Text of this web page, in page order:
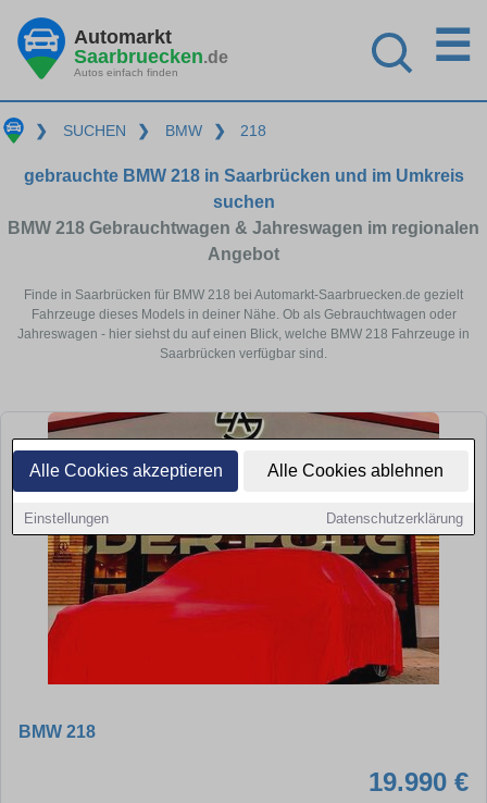
Alle Cookies akzeptieren Alle Cookies ablehnen
Einstellungen Datenschutzerklärung
Automarkt
Saarbruecken.de
Autos einfach finden
☰
❯ SUCHEN ❯ BMW ❯ 218
gebrauchte BMW 218 in Saarbrücken und im Umkreis
suchen
BMW 218 Gebrauchtwagen & Jahreswagen im regionalen
Angebot
Finde in Saarbrücken für BMW 218 bei Automarkt-Saarbruecken.de gezielt
Fahrzeuge dieses Models in deiner Nähe. Ob als Gebrauchtwagen oder
Jahreswagen - hier siehst du auf einen Blick, welche BMW 218 Fahrzeuge in
Saarbrücken verfügbar sind.
BMW 218
19.990 €